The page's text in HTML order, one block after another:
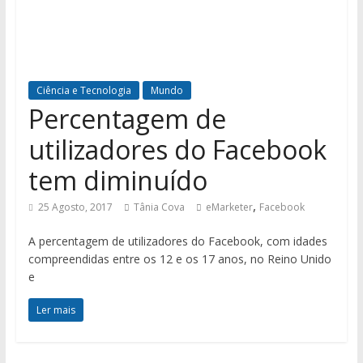
Ciência e Tecnologia Mundo
Percentagem de
utilizadores do Facebook
tem diminuído
25 Agosto, 2017 Tânia Cova eMarketer, Facebook
A percentagem de utilizadores do Facebook, com idades
compreendidas entre os 12 e os 17 anos, no Reino Unido
e
Ler mais